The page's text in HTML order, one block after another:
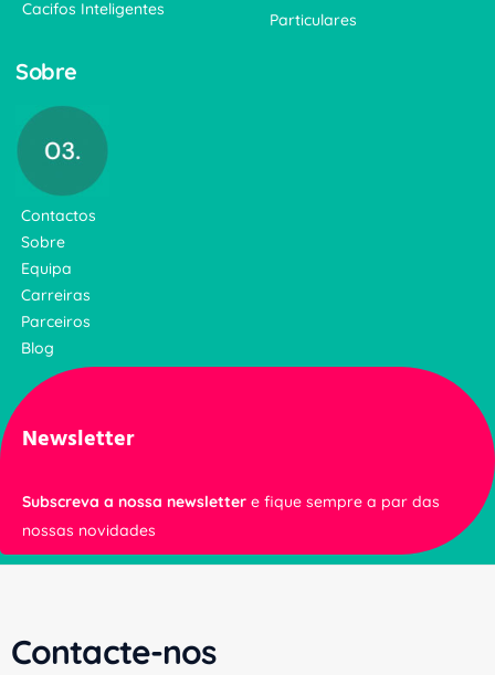
Cacifos Inteligentes
Particulares
Sobre
Contactos
Sobre
Equipa
Carreiras
Parceiros
Blog
Newsletter
Subscreva a nossa newsletter e fique sempre a par das
nossas novidades
Contacte-nos